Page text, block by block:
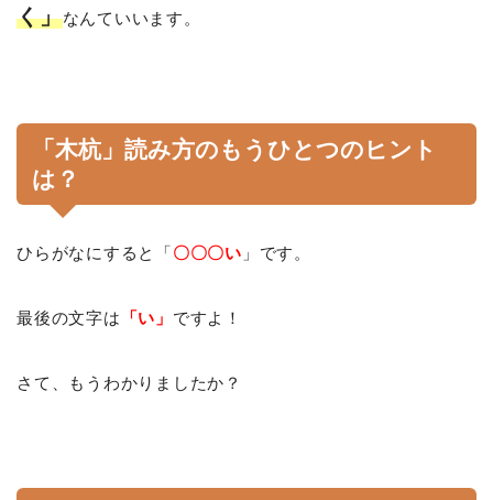
く」なんていいます。
「木杭」読み方のもうひとつのヒント
は？
ひらがなにすると「〇〇〇い 」です。
最後の文字は 「い」 ですよ！
さて、もうわかりましたか？